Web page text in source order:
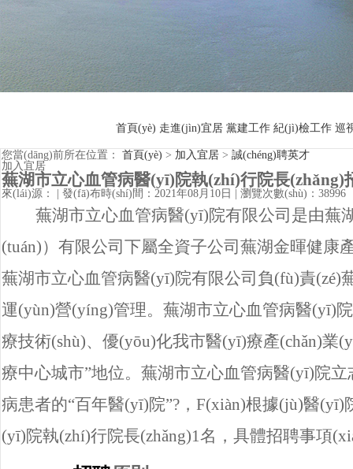
首頁(yè) 走進(jìn)宜居 黨建工作 紀(jì)檢工作 巡
您當(dāng)前所在位置： 首頁(yè) > 加入宜居 > 誠(chéng)聘英才
加入宜居
蕪湖市立心血管病醫(yī)院執(zhí)行院長(zhǎng)
來(lái)源： 發(fā)布時(shí)間：2021年08月10日 瀏覽次數(shù)：38996
蕪湖市立心血管病醫(yī)院有限公司是由蕪
(tuán)）有限公司下屬全資子公司蕪湖金暉健康
蕪湖市立心血管病醫(yī)院有限公司負(fù)責(zé)
運(yùn)營(yíng)管理。蕪湖市立心血管病醫(yī)
療技術(shù)、優(yōu)化我市醫(yī)療產(chǎn)業
療中心城市”地位。 蕪湖市立心血管病醫(yī)院立
病患者的“百年醫(yī)院”?，F(xiàn)根據(jù)醫
(yī)院執(zhí)行院長(zhǎng)1名，具體招聘事項